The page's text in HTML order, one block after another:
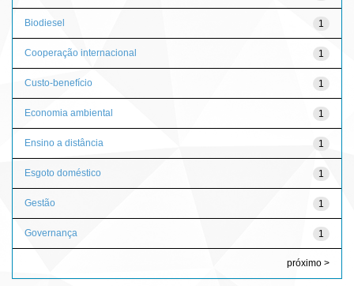
1
Biodiesel
1
Cooperação internacional
1
Custo-benefício
1
Economia ambiental
1
Ensino a distância
1
Esgoto doméstico
1
Gestão
1
Governança
próximo >